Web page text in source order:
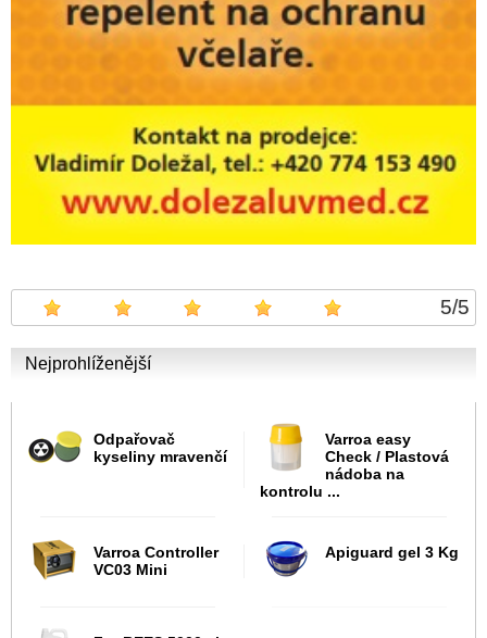
5/5
Nejprohlíženější
Odpařovač
kyseliny mravenčí
Varroa easy
Check / Plastová
nádoba na
kontrolu ...
Varroa Controller
VC03 Mini
Apiguard gel 3 Kg